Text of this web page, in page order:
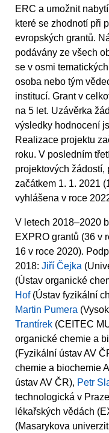
ERC a umožnit
které se zhodnotí při
evropských grantů.
podávány ze všech
se v osmi
osoba nebo tým
institucí. Grant v
na 5 let. Uzávěrka
výsledky hodnocení
Realizace projektu
roku. V posledním
projektových žádostí,
začátkem 1. 1. 2021
vyhlášena v roce
V letech 2018–2020
EXPRO grantů (36 v
16 v roce 2020).
2018: Jiří Čejka
(Ústav organické
Hof(Ústav fyzikální
Martin Pumera
Trantírek (CEITEC
organické chemie a
(Fyzikální ústav AV
chemie a biochemie
ústav AV ČR), Petr
technologická v
lékařských vědách
(Masarykova